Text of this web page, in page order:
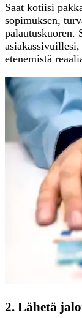
Saat kotiisi
sopimuksen,
palautuskuoren.
etenemistä
2. Lähetä